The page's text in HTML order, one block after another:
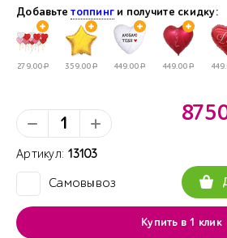
Добавьтетоппинг и получите скидку:
279.00Р 359.00Р 449.00Р 449.00Р
Артикул: 13103
Самовывоз
Купить в 1 клик